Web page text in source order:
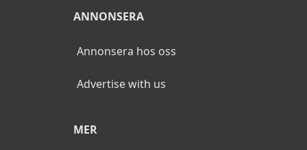
ANNONSERA
Annonsera hos oss
Advertise with us
MER